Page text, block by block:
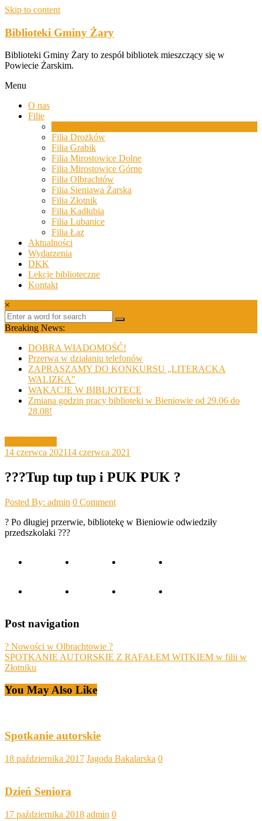
Skip to content
Biblioteki Gminy Żary
Biblioteki Gminy Żary to zespół bibliotek mieszczący się w
Powiecie Żarskim.
Menu
O nas
Filie
Filia Drożków
Filia Grabik
Filia Mirostowice Dolne
Filia Mirostowice Górne
Filia Olbrachtów
Filia Sieniawa Żarska
Filia Złotnik
Filia Kadłubia
Filia Lubanice
Filia Łaz
Aktualności
Wydarzenia
DKK
Lekcje biblioteczne
Kontakt
×
Breaking News:
DOBRA WIADOMOŚĆ!
Przerwa w działaniu telefonów
ZAPRASZAMY DO KONKURSU „LITERACKA
WALIZKA”
WAKACJE W BIBLIOTECE
Zmiana godzin pracy biblioteki w Bieniowie od 29.06 do
28.08!
14 czerwca 202114 czerwca 2021
???Tup tup tup i PUK PUK ?
Posted By: admin 0 Comment
? Po długiej przerwie, bibliotekę w Bieniowie odwiedziły
przedszkolaki ?‍??
Post navigation
? Nowości w Olbrachtowie ?
SPOTKANIE AUTORSKIE Z RAFAŁEM WITKIEM w filii w
Złotniku
You May Also Like
Spotkanie autorskie
18 października 2017 Jagoda Bakalarska 0
Dzień Seniora
17 października 2018 admin 0